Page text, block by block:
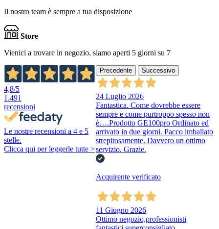
Il nostro team è sempre a tua disposizione
Store
Vienici a trovare in negozio, siamo aperti 5 giorni su 7
4,8/5
1.491
recensioni
Le nostre recensioni a 4 e 5
stelle.
Clicca qui per leggerle tutte >
Precedente Successivo
24 Luglio 2026
Fantastica. Come dovrebbe essere
sempre e come purtroppo spesso non
è….Prodotto GE100pro Ordinato ed
arrivato in due giorni. Pacco imballato
strepitosamente. Davvero un ottimo
servizio. Grazie.
Acquirente verificato
11 Giugno 2026
Ottimo negozio,professionisti